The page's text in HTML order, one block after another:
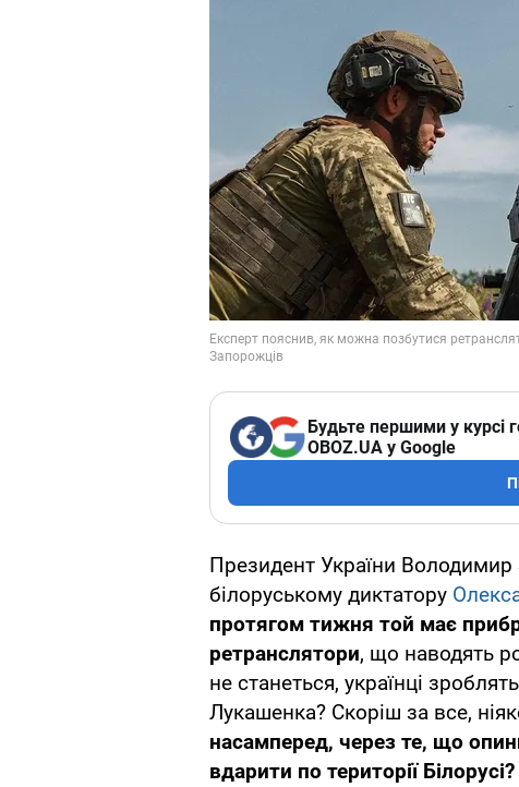
Будьте першими у курсі
OBOZ.UA у Google
Президент України Володимир
білоруському диктатору
протягом тижня той має
ретранслятори, що наводять
не станеться, українці
Лукашенка? Скоріш за все,
насамперед, через те, що
вдарити по території Білорусі?